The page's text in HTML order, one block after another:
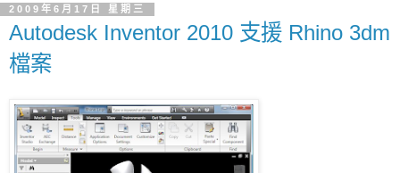
2009年6月17日 星期三
Autodesk Inventor 2010 支援 Rhino 3dm
檔案